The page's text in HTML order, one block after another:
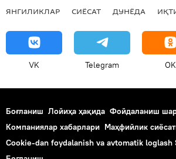
ЯНГИЛИКЛАР СИЁСАТ ДУНЁДА
VK Telegram OK
Боғланиш Лойиҳа ҳақида Фойдаланиш
Компаниялар хабарлари Маҳфийлик
Cookie-dan foydalanish va avtomatik loglash